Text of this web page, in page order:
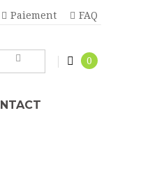
Paiement FAQ
0